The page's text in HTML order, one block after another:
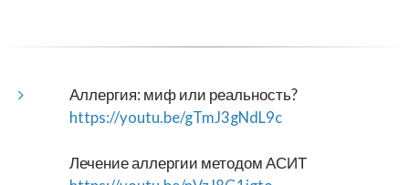
Аллергия: миф или реальность?
https://youtu.be/gTmJ3gNdL9c
Лечение аллергии методом АСИТ